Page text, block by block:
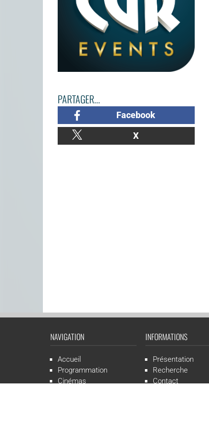
PARTAGER...
Facebook
X
NAVIGATION
Accueil
Programmation
Cinémas
INFORMATIONS
Présentation
Recherche
Contact